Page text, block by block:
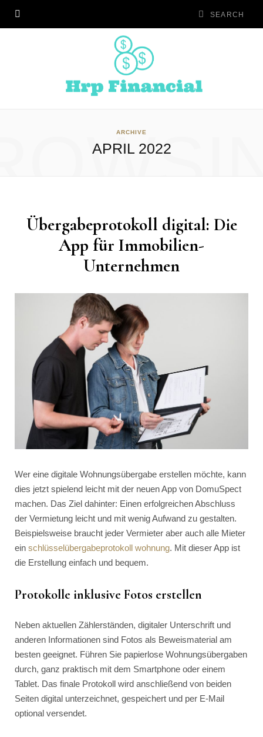
ARCHIVE
APRIL 2022
Übergabeprotokoll digital: Die
App für Immobilien-
Unternehmen
Wer eine digitale Wohnungsübergabe erstellen möchte, kann
dies jetzt spielend leicht mit der neuen App von DomuSpect
machen. Das Ziel dahinter: Einen erfolgreichen Abschluss
der Vermietung leicht und mit wenig Aufwand zu gestalten.
Beispielsweise braucht jeder Vermieter aber auch alle Mieter
ein schlüsselübergabeprotokoll wohnung. Mit dieser App ist
die Erstellung einfach und bequem.
Protokolle inklusive Fotos erstellen
Neben aktuellen Zählerständen, digitaler Unterschrift und
anderen Informationen sind Fotos als Beweismaterial am
besten geeignet. Führen Sie papierlose Wohnungsübergaben
durch, ganz praktisch mit dem Smartphone oder einem
Tablet. Das finale Protokoll wird anschließend von beiden
Seiten digital unterzeichnet, gespeichert und per E-Mail
optional versendet.